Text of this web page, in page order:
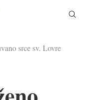
srce sv. Lovre